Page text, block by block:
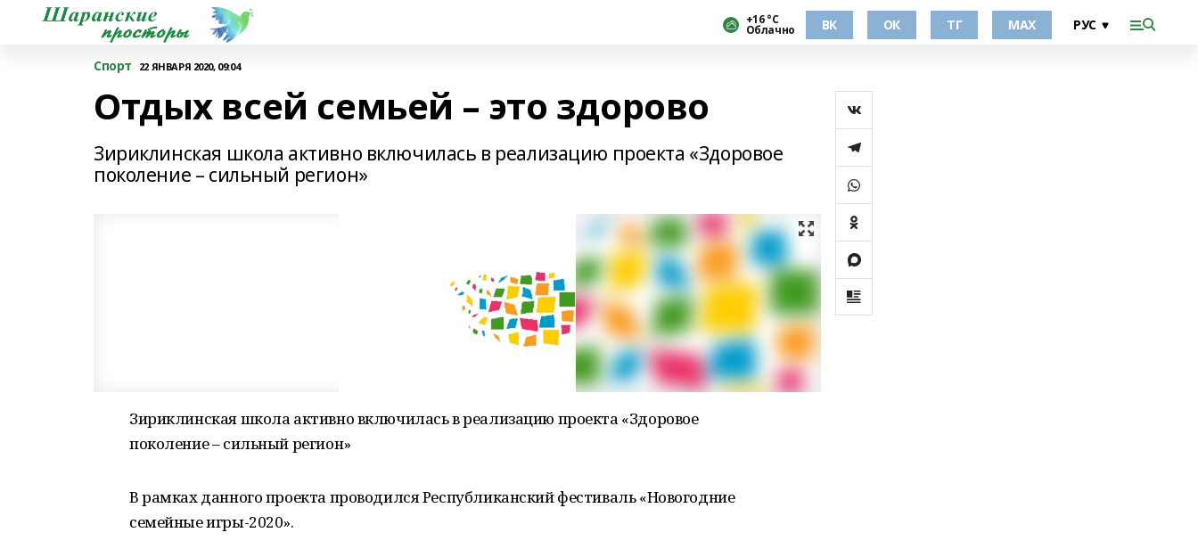
+16 °С
Облачно ВК ОК ТГ МАХ
Спорт 22 ЯНВАРЯ 2020, 09:04
Отдых всей семьей – это здорово
Зириклинская школа активно включилась в реализацию проекта «Здоровое
поколение – сильный регион»
Зириклинская школа активно включилась в реализацию проекта «Здоровое
поколение – сильный регион»
В рамках данного проекта проводился Республиканский фестиваль «Новогодние
семейные игры-2020».